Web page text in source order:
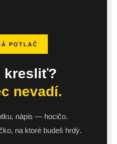
POTLAČ
kresliť?
nevadí.
nápis — hocičo.
na ktoré budeš hrdý.